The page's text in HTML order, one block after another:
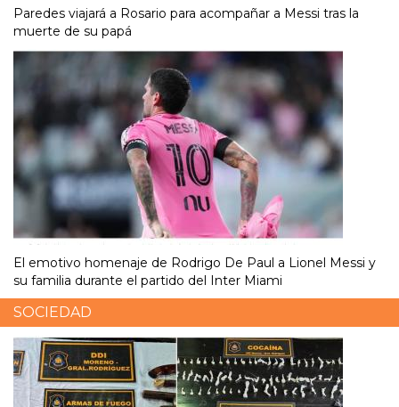
Paredes viajará a Rosario para acompañar a Messi tras la
muerte de su papá
El emotivo homenaje de Rodrigo De Paul a Lionel Messi y
su familia durante el partido del Inter Miami
SOCIEDAD